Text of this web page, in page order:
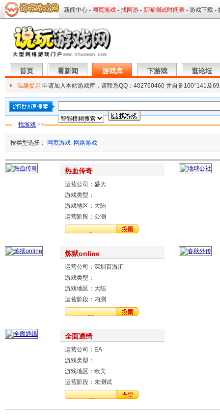
首页 看新闻 游戏库 下游戏 逛论坛
温馨提示 申请加入本站游戏库，请联系QQ：402760460 并自备100*141及
找游戏 >>
按类型选择： 网页游戏 网络游戏
热血传奇
运营公司：盛大
游戏类型：
游戏地区：大陆
运营阶段：公测
8
炼狱online
运营公司：深圳百游汇
游戏类型：
游戏地区：大陆
运营阶段：内测
23
全面通缉
运营公司：EA
游戏类型：
游戏地区：欧美
运营阶段：未测试
78